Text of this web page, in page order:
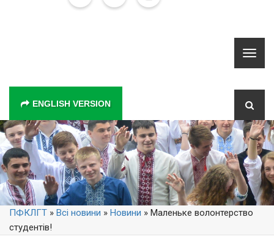
ENGLISH VERSION
ПФКЛГТ » Всі новини » Новини » Маленьке волонтерство
студентів!